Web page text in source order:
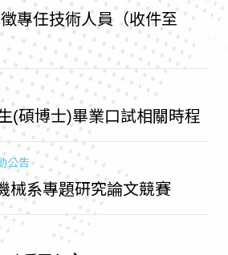
徵專任技術人員（收件至
(碩博士)畢業口試相關時程
公告
械系專題研究論文競賽